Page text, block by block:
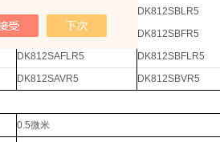
DK812SAFR5
DK812SAFLR5
DK812SAVR5
DK812SBLR5
DK812SBFR5
DK812SBFLR5
DK812SBVR5
0.5微米